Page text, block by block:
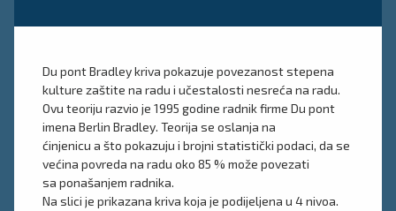
Du pont Bradley kriva pokazuje povezanost stepena
kulture zaštite na radu i učestalosti nesreća na radu.
Ovu teoriju razvio je 1995 godine radnik firme Du pont
imena Berlin Bradley. Teorija se oslanja na
ćinjenicu a što pokazuju i brojni statistički podaci, da se
većina povreda na radu oko 85 % može povezati
sa ponašanjem radnika.
Na slici je prikazana kriva koja je podijeljena u 4 nivoa.